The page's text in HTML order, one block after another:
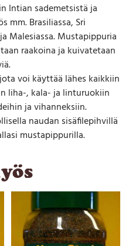
Intian sademetsistä ja
mm. Brasiliassa, Sri
Malesiassa. Mustapippuria
raakoina ja kuivatetaan
voi käyttää lähes kaikkiin
liha-, kala- ja linturuokiin
ja vihanneksiin.
naudan sisäfilepihvillä
mustapippurilla.